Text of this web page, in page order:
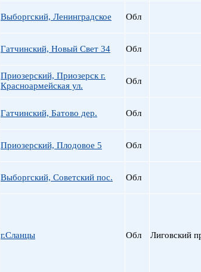
Выборгский, Ленинградское Обл
Гатчинский, Новый Свет 34 Обл
Приозерский, Приозерск г.
Красноармейская ул.
Обл
Гатчинский, Батово дер. Обл
Приозерский, Плодовое 5 Обл
Выборгский, Советский пос. Обл
г.Сланцы Обл Лиговский